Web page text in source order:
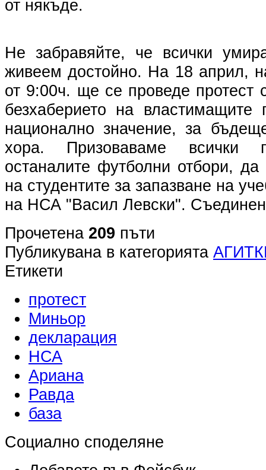
от някъде.
Не забравяйте, че всички
живеем достойно. На 18 април,
от 9:00ч. ще се проведе протест
безхаберието на властимащите
национално значение, за
хора. Призоваваме всички
останалите футболни отбори, да
на студентите за запазване на
на НСА "Васил Левски".
Прочетена 209 пъти
Публикувана в категорията
Етикети
протест
Миньор
декларация
НСА
Ариана
Равда
база
Социално споделяне